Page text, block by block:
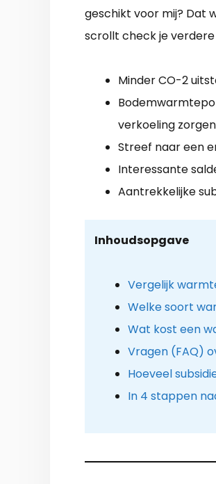
geschikt voor mij? Dat
scrollt check je
Minder CO-2
verkoeling zorgen
Streef naar een
Interessante
Aantrekkelijke
Inhoudsopgave
Vergelijk
Welke soort
Wat kost een
Vragen (FAQ)
Hoeveel
In 4 stappen